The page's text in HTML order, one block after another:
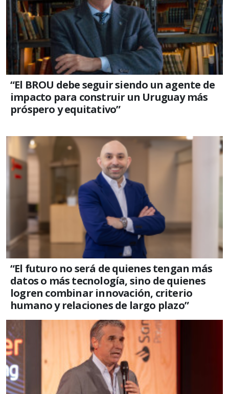
“El BROU debe seguir siendo un agente de
impacto para construir un Uruguay más
próspero y equitativo”
“El futuro no será de quienes tengan más
datos o más tecnología, sino de quienes
logren combinar innovación, criterio
humano y relaciones de largo plazo”